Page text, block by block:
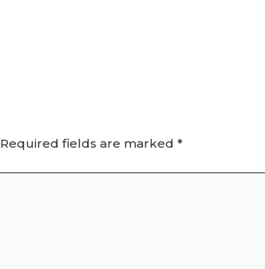
Required fields are marked *